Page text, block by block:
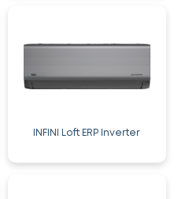
INFINI Loft ERP Inverter